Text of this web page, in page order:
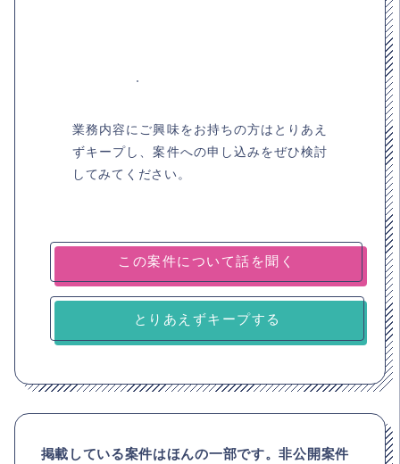
業務内容にご興味をお持ちの方はとりあえ
ずキープし、案件への申し込みをぜひ検討
してみてください。
とりあえずキープする
掲載している案件はほんの一部です。非公開案件